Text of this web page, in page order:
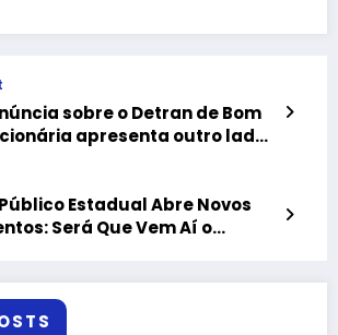
sobre o Detran de Bom
apresenta outro lado
Estadual Abre Novos
Será Que Vem Aí o